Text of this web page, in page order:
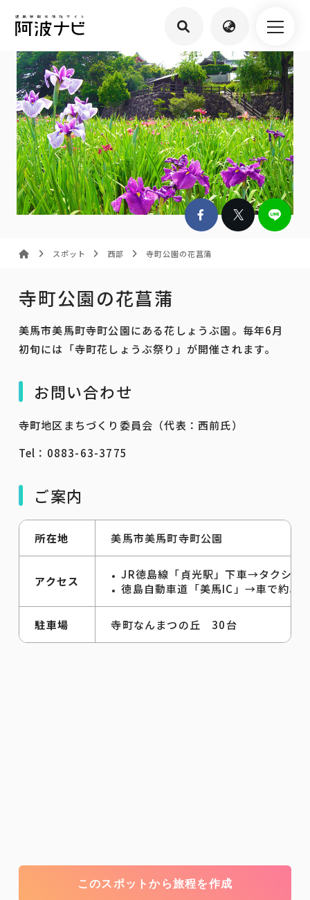
スポット 西部 寺町公園の花菖蒲
寺町公園の花菖蒲
美馬市美馬町寺町公園にある花しょうぶ園。毎年6月
初旬には「寺町花しょうぶ祭り」が開催されます。
お問い合わせ
寺町地区まちづくり委員会（代表：西前氏）
Tel：0883-63-3775
ご案内
所在地 美馬市美馬町寺町公園
アクセス
JR徳島線「貞光駅」下車→タクシー
徳島自動車道「美馬IC」→車で約5分
駐車場 寺町なんまつの丘 30台
このスポットから旅程を作成